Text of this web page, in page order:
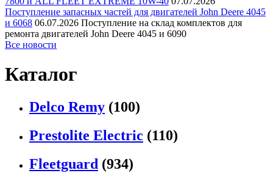
Поступление запасных частей для двигателей John Deere 4045
и 6068 06.07.2026 Поступление на склад комплектов для
ремонта двигателей John Deere 4045 и 6090
Все новости
Каталог
Delco Remy (100)
Prestolite Electric (110)
Fleetguard (934)